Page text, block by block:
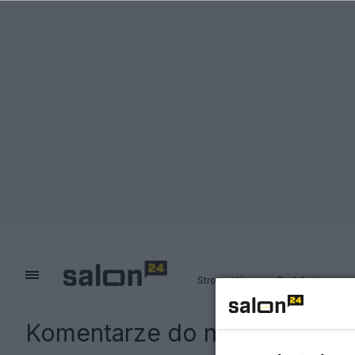
Strona główna Redakcja
Komentarze do notki: